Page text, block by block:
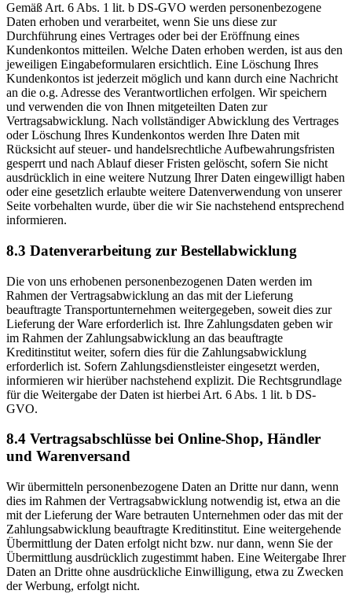
Gemäß Art. 6 Abs. 1 lit. b DS-GVO werden personenbezogene
Daten erhoben und verarbeitet, wenn Sie uns diese zur
Durchführung eines Vertrages oder bei der Eröffnung eines
Kundenkontos mitteilen. Welche Daten erhoben werden, ist aus den
jeweiligen Eingabeformularen ersichtlich. Eine Löschung Ihres
Kundenkontos ist jederzeit möglich und kann durch eine Nachricht
an die o.g. Adresse des Verantwortlichen erfolgen. Wir speichern
und verwenden die von Ihnen mitgeteilten Daten zur
Vertragsabwicklung. Nach vollständiger Abwicklung des Vertrages
oder Löschung Ihres Kundenkontos werden Ihre Daten mit
Rücksicht auf steuer- und handelsrechtliche Aufbewahrungsfristen
gesperrt und nach Ablauf dieser Fristen gelöscht, sofern Sie nicht
ausdrücklich in eine weitere Nutzung Ihrer Daten eingewilligt haben
oder eine gesetzlich erlaubte weitere Datenverwendung von unserer
Seite vorbehalten wurde, über die wir Sie nachstehend entsprechend
informieren.
8.3 Datenverarbeitung zur Bestellabwicklung
Die von uns erhobenen personenbezogenen Daten werden im
Rahmen der Vertragsabwicklung an das mit der Lieferung
beauftragte Transportunternehmen weitergegeben, soweit dies zur
Lieferung der Ware erforderlich ist. Ihre Zahlungsdaten geben wir
im Rahmen der Zahlungsabwicklung an das beauftragte
Kreditinstitut weiter, sofern dies für die Zahlungsabwicklung
erforderlich ist. Sofern Zahlungsdienstleister eingesetzt werden,
informieren wir hierüber nachstehend explizit. Die Rechtsgrundlage
für die Weitergabe der Daten ist hierbei Art. 6 Abs. 1 lit. b DS-
GVO.
8.4 Vertragsabschlüsse bei Online-Shop, Händler
und Warenversand
Wir übermitteln personenbezogene Daten an Dritte nur dann, wenn
dies im Rahmen der Vertragsabwicklung notwendig ist, etwa an die
mit der Lieferung der Ware betrauten Unternehmen oder das mit der
Zahlungsabwicklung beauftragte Kreditinstitut. Eine weitergehende
Übermittlung der Daten erfolgt nicht bzw. nur dann, wenn Sie der
Übermittlung ausdrücklich zugestimmt haben. Eine Weitergabe Ihrer
Daten an Dritte ohne ausdrückliche Einwilligung, etwa zu Zwecken
der Werbung, erfolgt nicht.